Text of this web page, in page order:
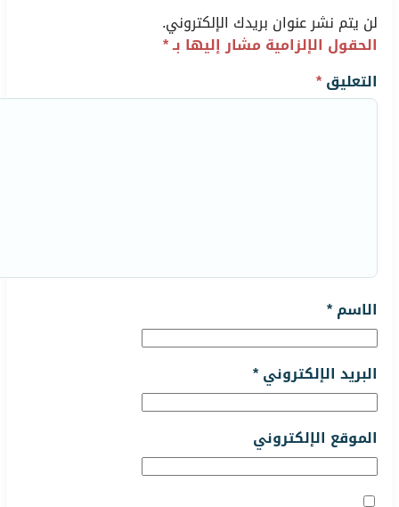
لن يتم نشر عنوان بريدك الإلكتروني.
الحقول الإلزامية مشار إليها بـ*
التعليق*
الاسم*
البريد الإلكتروني*
الموقع الإلكتروني